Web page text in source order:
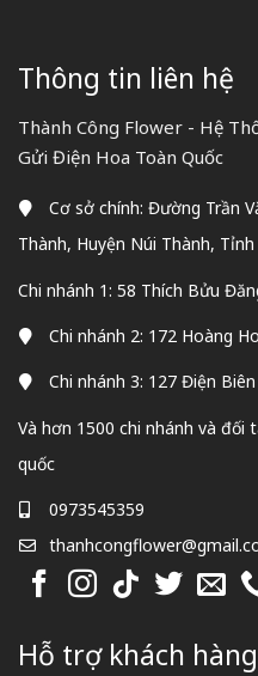
Thông tin liên hệ
Thành Công Flower - Hệ
Gửi Điện Hoa Toàn Quốc
Cơ sở chính: Đường Trần
Thành, Huyện Núi Thành,
Chi nhánh 1: 58 Thích Bửu
Chi nhánh 2: 172 Hoàng
Chi nhánh 3: 127 Điện
Và hơn 1500 chi nhánh và
quốc
0973545359
Hỗ trợ khách hàng